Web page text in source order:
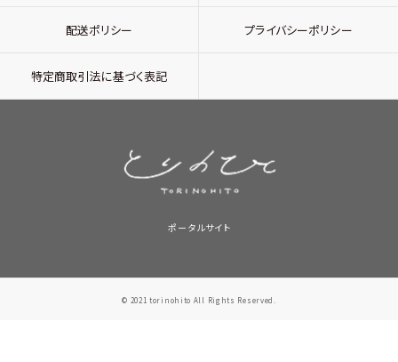
配送ポリシー プライバシーポリシー
特定商取引法に基づく表記
ポータルサイト
© 2021 torinohito All Rights Reserved.